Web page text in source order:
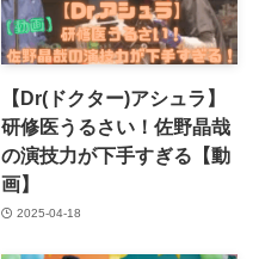
【Dr(ドクター)アシュラ】
研修医うるさい！佐野晶哉
の演技力が下手すぎる【動
画】
2025-04-18